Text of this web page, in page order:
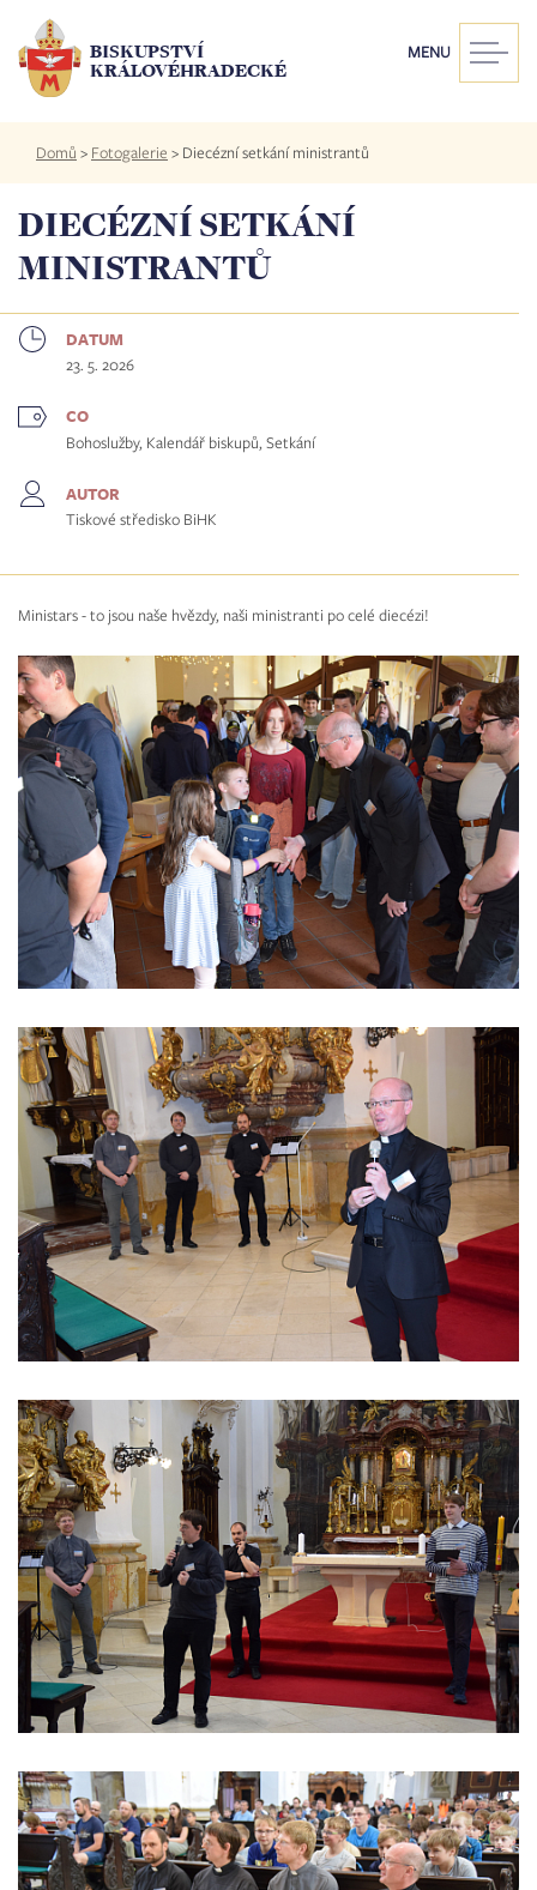
hlavnímu
obsahu
BISKUPSTVÍ
KRÁLOVÉHRADECKÉ
MENU
Drobečková
navigace
Domů > Fotogalerie > Diecézní setkání ministrantů
DIECÉZNÍ SETKÁNÍ
MINISTRANTŮ
DATUM
23. 5. 2026
CO
Bohoslužby, Kalendář biskupů, Setkání
AUTOR
Tiskové středisko BiHK
Ministars - to jsou naše hvězdy, naši ministranti po celé diecézi!